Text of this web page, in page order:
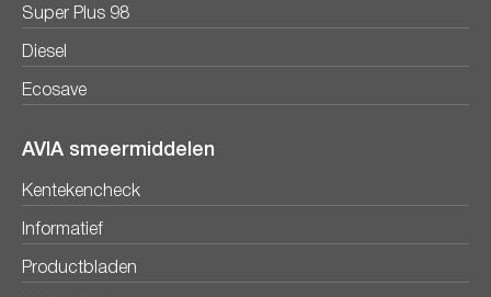
Super Plus 98
Diesel
Ecosave
AVIA smeermiddelen
Kentekencheck
Informatief
Productbladen